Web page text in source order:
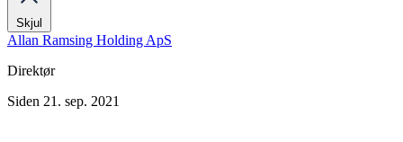
Skjul
Allan Ramsing Holding ApS
Direktør
Siden 21. sep. 2021